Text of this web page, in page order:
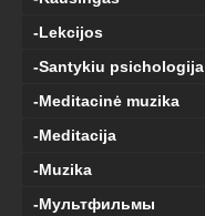
-Lekcijos
-Santykiu psichologija
-Meditacinė muzika
-Meditacija
-Muzika
-Мультфильмы